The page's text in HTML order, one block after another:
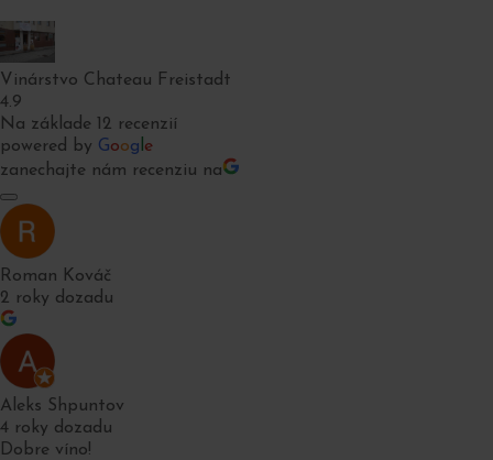
Vinárstvo Chateau Freistadt
4.9
Na základe 12 recenzií
powered by Goog e
zanechajte nám recenziu na
Roman Kováč
2 roky dozadu
Aleks Shpuntov
4 roky dozadu
Dobre víno!